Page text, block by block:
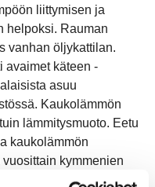
liittymisen ja
helpoksi. Rauman
vanhan öljykattilan.
avaimet käteen -
asuu
Kaukolämmön
lämmitysmuoto. Eetu
kaukolämmön
kymmenien
– Jokainen uusi